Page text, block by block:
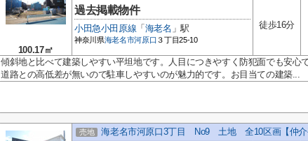
100.17㎡
過去掲載物件
小田急小田原線 「 海老名 」駅
神奈川県海老名市河原口 ３丁目25-10
徒歩16分
傾斜地と比べて建築しやすい平坦地です。人目につきやすく防犯面でも安心
道路との高低差が無いので駐車しやすいのが魅力的です。お目当ての建築...
売地 海老名市河原口3丁目 No9 土地 全10区画【仲介